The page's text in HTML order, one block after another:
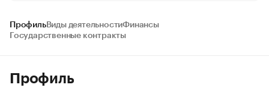
ПрофильВиды деятельностиФинансы
Государственные контракты
Профиль